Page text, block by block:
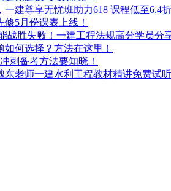
建尊享无忧班助力618 课程低至6.4折
5月份课表上线！
战胜失败！一建工程法规高分学员分
何选择？方法在这里！
刺备考方法要知晓！
东老师一建水利工程教材精讲免费试听